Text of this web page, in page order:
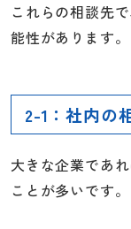
これらの相談先
能性があります。
2-1：社内の
大きな企業であ
ことが多いです。